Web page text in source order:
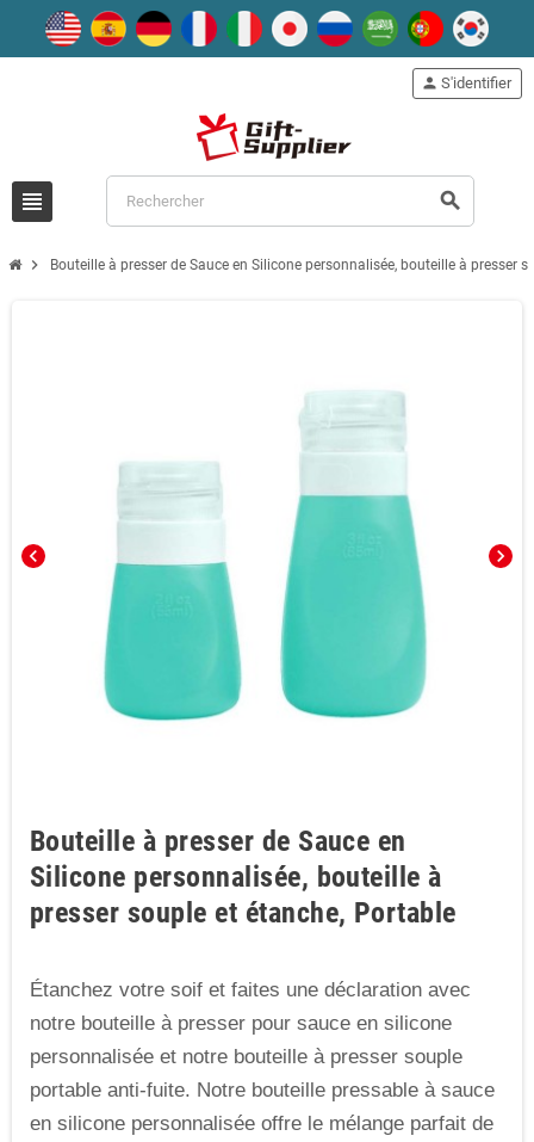
view_headline search
person S'identifier
chevron_right Bouteille à presser de Sauce en Silicone personnalisée, bouteille à presser
chevron_left chevron_right
Bouteille à presser de Sauce en
Silicone personnalisée, bouteille à
presser souple et étanche, Portable
Étanchez votre soif et faites une déclaration avec
notre bouteille à presser pour sauce en silicone
personnalisée et notre bouteille à presser souple
portable anti-fuite. Notre bouteille pressable à sauce
en silicone personnalisée offre le mélange parfait de